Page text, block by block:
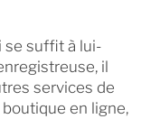
se suffit à lui-
il
services de
en ligne,